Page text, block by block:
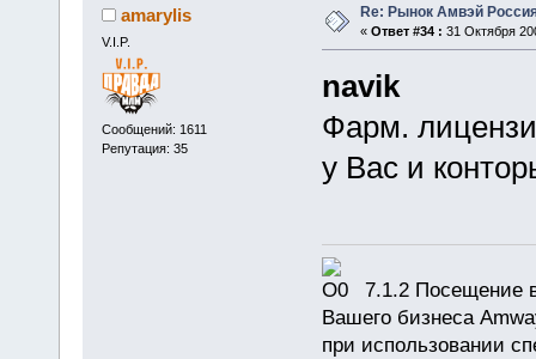
amarylis
V.I.P.
Сообщений: 1611
Репутация: 35
Re: Рынок Амвэй
« Ответ #34 : 31 Октября
navik
Фарм.
у Вас и
7.1.2 Посещение
Вашего бизнеса
при использовании